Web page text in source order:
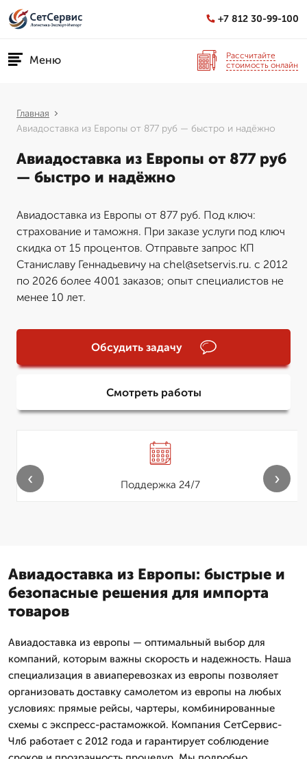
+7 812 30-99-100
Меню
Рассчитайте
стоимость онлайн
Главная
Авиадоставка из Европы от 877 руб — быстро и надёжно
Авиадоставка из Европы от 877 руб
— быстро и надёжно
Авиадоставка из Европы от 877 руб. Под ключ:
страхование и таможня. При заказе услуги под ключ
скидка от 15 процентов. Отправьте запрос КП
Станиславу Геннадьевичу на chel@setservis.ru. с 2012
по 2026 более 4001 заказов; опыт специалистов не
менее 10 лет.
Обсудить задачу
Смотреть работы
Поддержка 24/7
‹ ›
Авиадоставка из Европы: быстрые и
безопасные решения для импорта
товаров
Авиадоставка из европы — оптимальный выбор для
компаний, которым важны скорость и надежность. Наша
специализация в авиаперевозках из европы позволяет
организовать доставку самолетом из европы на любых
условиях: прямые рейсы, чартеры, комбинированные
схемы с экспресс-растаможкой. Компания СетСервис-
Члб работает с 2012 года и гарантирует соблюдение